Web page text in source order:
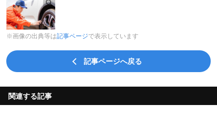
※画像の出典等は記事ページで表示しています
記事ページへ戻る
関連する記事